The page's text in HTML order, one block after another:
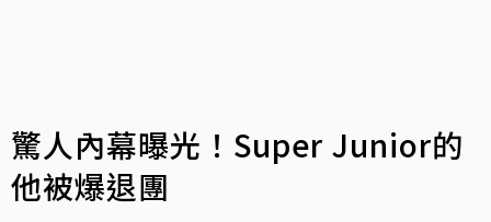
驚人內幕曝光！Super Junior的
他被爆退團